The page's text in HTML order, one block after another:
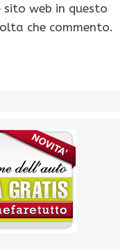
sito web in questo
che commento.